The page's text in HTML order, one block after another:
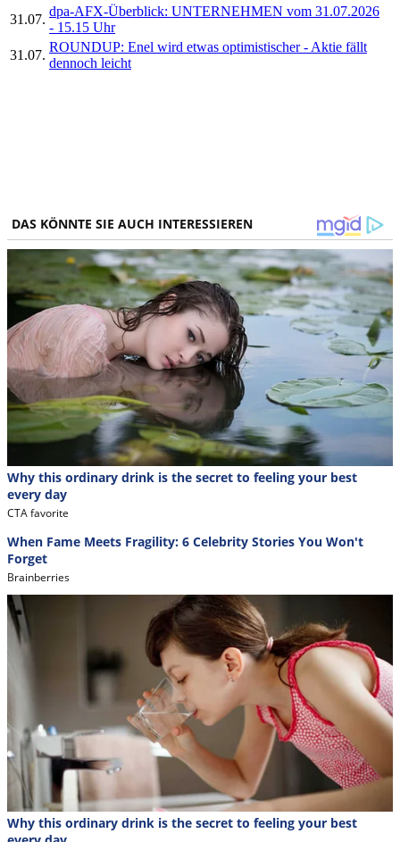
31.07.
dpa-AFX-Überblick: UNTERNEHMEN vom 31.07.2026
- 15.15 Uhr
31.07.
ROUNDUP: Enel wird etwas optimistischer - Aktie fällt
dennoch leicht